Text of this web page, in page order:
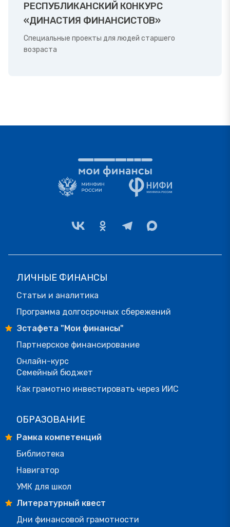
РЕСПУБЛИКАНСКИЙ КОНКУРС
«ДИНАСТИЯ ФИНАНСИСТОВ»
Специальные проекты для людей старшего
возраста
ЛИЧНЫЕ ФИНАНСЫ
Статьи и аналитика
Программа долгосрочных сбережений
Эстафета "Мои финансы"
Партнерское финансирование
Онлайн-курс
Семейный бюджет
Как грамотно инвестировать через ИИС
ОБРАЗОВАНИЕ
Рамка компетенций
Библиотека
Навигатор
УМК для школ
Литературный квест
Дни финансовой грамотности